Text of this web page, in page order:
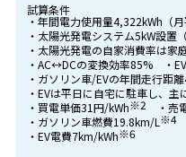
試算条件
・年間電力使用量4,322kWh（月
・太陽光発電システム5kW設置
・太陽光発電の自家消費率は家
・AC↔DCの変換効率85%
・
・ガソリン車/EVの年間走行距
・EVは平日に自宅に駐車し、
・買電単価31円/kWh※2 ・売
・ガソリン車燃費19.8km/L ※4
・EV電費7km/kWh※6